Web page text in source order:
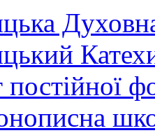
постійної